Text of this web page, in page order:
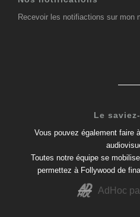
Recevoir les notifiactions sur mon
Le
Vous pouvez également faire
Toutes notre équipe se
permettez à Follywood de
AdHoc